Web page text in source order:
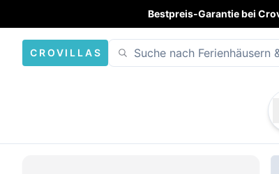
Bestpreis-Garantie bei
CROVILLAS